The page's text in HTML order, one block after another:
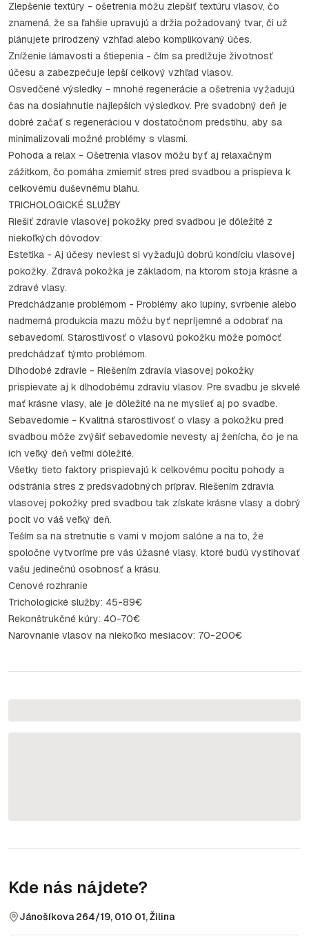
Zlepšenie textúry - ošetrenia môžu zlepšiť textúru vlasov, čo
znamená, že sa ľahšie upravujú a držia požadovaný tvar, či už
plánujete prirodzený vzhľad alebo komplikovaný účes.
Zníženie lámavosti a štiepenia - čím sa predlžuje životnosť
účesu a zabezpečuje lepší celkový vzhľad vlasov.
Osvedčené výsledky - mnohé regenerácie a ošetrenia vyžadujú
čas na dosiahnutie najlepších výsledkov. Pre svadobný deň je
dobré začať s regeneráciou v dostatočnom predstihu, aby sa
minimalizovali možné problémy s vlasmi.
Pohoda a relax - Ošetrenia vlasov môžu byť aj relaxačným
zážitkom, čo pomáha zmierniť stres pred svadbou a prispieva k
celkovému duševnému blahu.
TRICHOLOGICKÉ SLUŽBY
Riešiť zdravie vlasovej pokožky pred svadbou je dôležité z
niekoľkých dôvodov:
Estetika - Aj účesy neviest si vyžadujú dobrú kondíciu vlasovej
pokožky. Zdravá pokožka je základom, na ktorom stoja krásne a
zdravé vlasy.
Predchádzanie problémom - Problémy ako lupiny, svrbenie alebo
nadmerná produkcia mazu môžu byť nepríjemné a odobrať na
sebavedomí. Starostlivosť o vlasovú pokožku môže pomôcť
predchádzať týmto problémom.
Dlhodobé zdravie - Riešením zdravia vlasovej pokožky
prispievate aj k dlhodobému zdraviu vlasov. Pre svadbu je skvelé
mať krásne vlasy, ale je dôležité na ne myslieť aj po svadbe.
Sebavedomie - Kvalitná starostlivosť o vlasy a pokožku pred
svadbou môže zvýšiť sebavedomie nevesty aj ženícha, čo je na
ich veľký deň veľmi dôležité.
Všetky tieto faktory prispievajú k celkovému pocitu pohody a
odstránia stres z predsvadobných príprav. Riešením zdravia
vlasovej pokožky pred svadbou tak získate krásne vlasy a dobrý
pocit vo váš veľký deň.
Teším sa na stretnutie s vami v mojom salóne a na to, že
spoločne vytvoríme pre vás úžasné vlasy, ktoré budú vystihovať
vašu jedinečnú osobnosť a krásu.
Cenové rozhranie
Trichologické služby: 45-89€
Rekonštrukčné kúry: 40-70€
Narovnanie vlasov na niekoľko mesiacov: 70-200€
Kde nás nájdete?
Jánošíkova 264/19, 010 01, Žilina